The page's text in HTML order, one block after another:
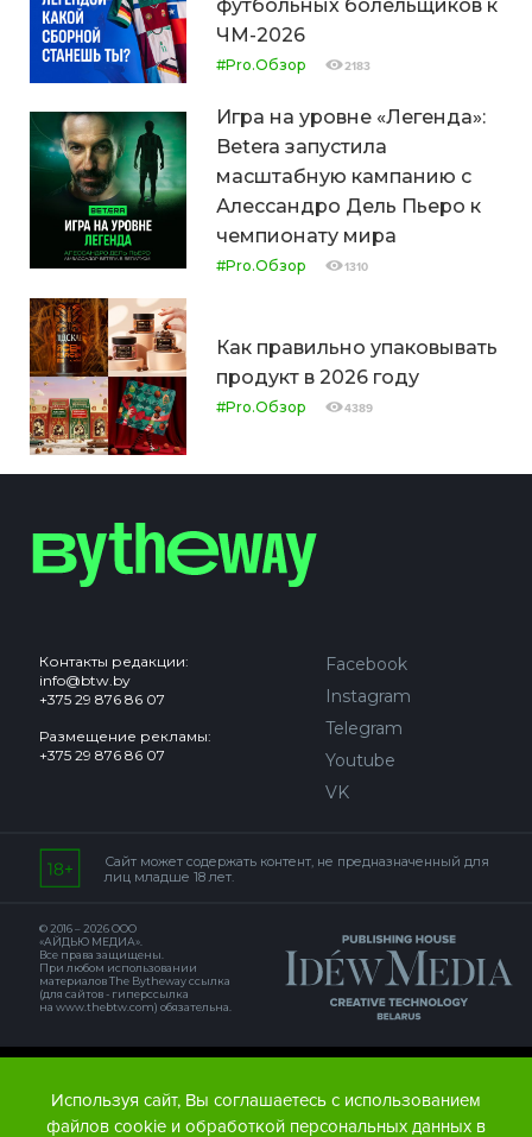
футбольных болельщиков к
ЧМ-2026
#Pro.Обзор 2183
Игра на уровне «Легенда»:
Betera запустила
масштабную кампанию с
Алессандро Дель Пьеро к
чемпионату мира
#Pro.Обзор 1310
Как правильно упаковывать
продукт в 2026 году
#Pro.Обзор 4389
Контакты редакции:
info@btw.by
+375 29 876 86 07
Размещение рекламы:
+375 29 876 86 07
Facebook
Instagram
Telegram
Youtube
VK
Сайт может содержать контент, не предназначенный для
лиц младше 18 лет.
© 2016 – 2026 ООО
«АЙДЬЮ МЕДИА».
Все права защищены.
При любом использовании
материалов The Bytheway ссылка
(для сайтов - гиперссылка
на www.thebtw.com) обязательна.
Используя сайт, Вы соглашаетесь с использованием
файлов cookie и обработкой персональных данных в